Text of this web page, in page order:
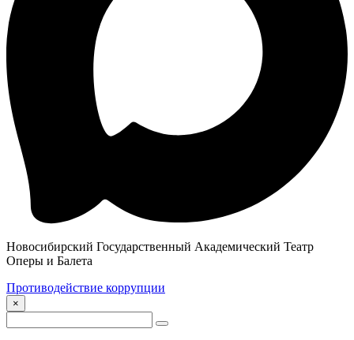
Новосибирский Государственный Академический Театр
Оперы и Балета
Противодействие коррупции
×